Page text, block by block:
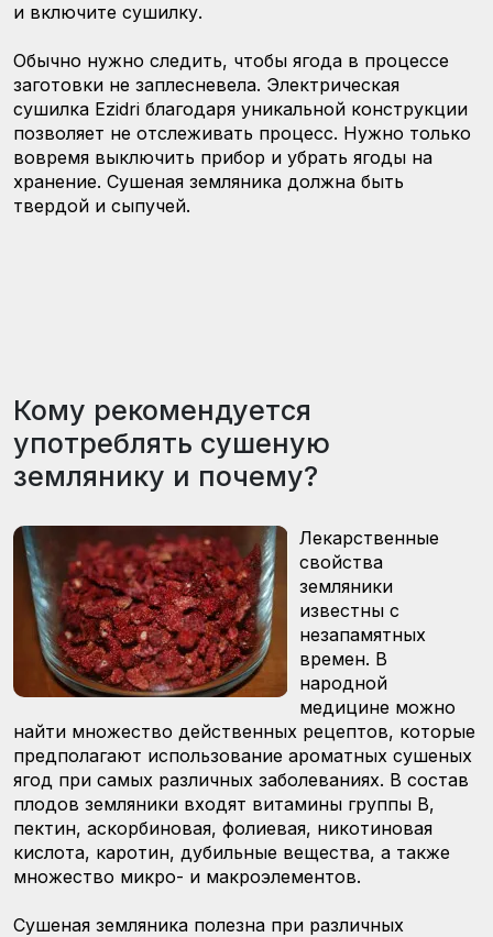
и включите сушилку.
Обычно нужно следить, чтобы ягода в процессе
заготовки не заплесневела. Электрическая
сушилка Ezidri благодаря уникальной конструкции
позволяет не отслеживать процесс. Нужно только
вовремя выключить прибор и убрать ягоды на
хранение. Сушеная земляника должна быть
твердой и сыпучей.
Кому рекомендуется
употреблять сушеную
землянику и почему?
Лекарственные
свойства
земляники
известны с
незапамятных
времен. В
народной
медицине можно
найти множество действенных рецептов, которые
предполагают использование ароматных сушеных
ягод при самых различных заболеваниях. В состав
плодов земляники входят витамины группы В,
пектин, аскорбиновая, фолиевая, никотиновая
кислота, каротин, дубильные вещества, а также
множество микро- и макроэлементов.
Сушеная земляника полезна при различных